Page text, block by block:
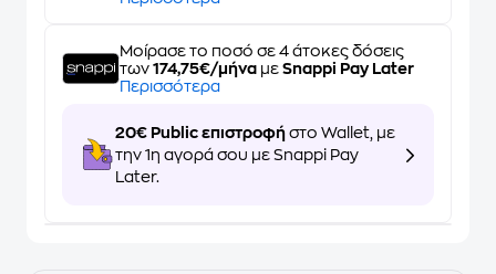
Μοίρασε το ποσό σε 4 άτοκες δόσεις
των 174,75€/μήνα με Snappi Pay Later
Περισσότερα
20€ Public επιστροφή στο Wallet, με
την 1η αγορά σου με Snappi Pay
Later.